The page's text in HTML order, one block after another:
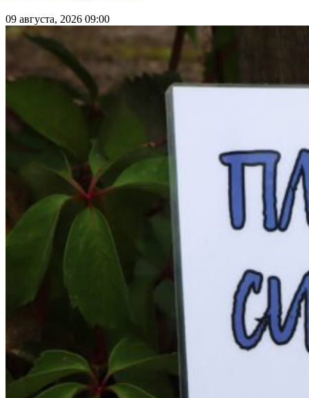
09 августа, 2026 09:00